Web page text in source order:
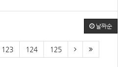
날짜순
123 124 125